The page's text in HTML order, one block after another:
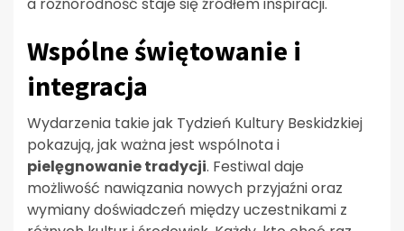
Wspólne świętowanie i
integracja
Wydarzenia takie jak Tydzień Kultury Beskidzkiej
pokazują, jak ważna jest wspólnota i
pielęgnowanie tradycji. Festiwal daje
możliwość nawiązania nowych przyjaźni oraz
wymiany doświadczeń między uczestnikami z